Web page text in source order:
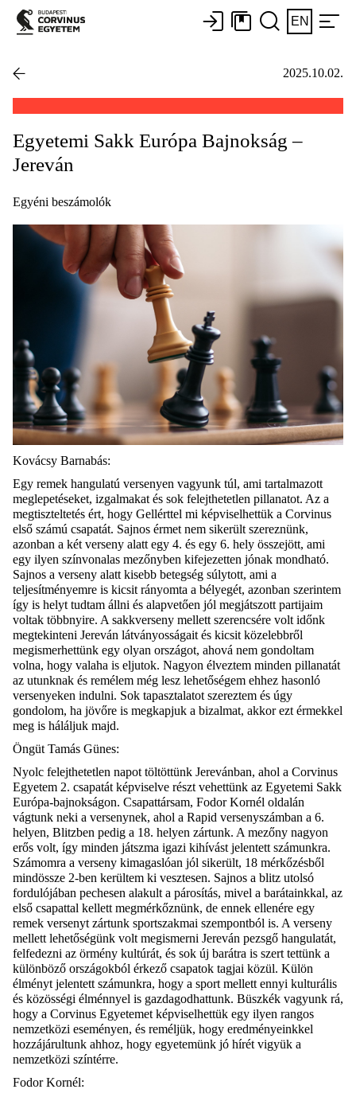
EN
2025.10.02.
Egyetemi Sakk Európa Bajnokság –
Jereván
Egyéni beszámolók
Kovácsy Barnabás:
Egy remek hangulatú versenyen vagyunk túl, ami tartalmazott
meglepetéseket, izgalmakat és sok felejthetetlen pillanatot. Az a
megtiszteltetés ért, hogy Gellérttel mi képviselhettük a Corvinus
első számú csapatát. Sajnos érmet nem sikerült szereznünk,
azonban a két verseny alatt egy 4. és egy 6. hely összejött, ami
egy ilyen színvonalas mezőnyben kifejezetten jónak mondható.
Sajnos a verseny alatt kisebb betegség súlytott, ami a
teljesítményemre is kicsit rányomta a bélyegét, azonban szerintem
így is helyt tudtam állni és alapvetően jól megjátszott partijaim
voltak többnyire. A sakkverseny mellett szerencsére volt időnk
megtekinteni Jereván látványosságait és kicsit közelebbről
megismerhettünk egy olyan országot, ahová nem gondoltam
volna, hogy valaha is eljutok. Nagyon élveztem minden pillanatát
az utunknak és remélem még lesz lehetőségem ehhez hasonló
versenyeken indulni. Sok tapasztalatot szereztem és úgy
gondolom, ha jövőre is megkapjuk a bizalmat, akkor ezt érmekkel
meg is háláljuk majd.
Öngüt Tamás Günes:
Nyolc felejthetetlen napot töltöttünk Jerevánban, ahol a Corvinus
Egyetem 2. csapatát képviselve részt vehettünk az Egyetemi Sakk
Európa-bajnokságon. Csapattársam, Fodor Kornél oldalán
vágtunk neki a versenynek, ahol a Rapid versenyszámban a 6.
helyen, Blitzben pedig a 18. helyen zártunk. A mezőny nagyon
erős volt, így minden játszma igazi kihívást jelentett számunkra.
Számomra a verseny kimagaslóan jól sikerült, 18 mérkőzésből
mindössze 2-ben kerültem ki vesztesen. Sajnos a blitz utolsó
fordulójában pechesen alakult a párosítás, mivel a barátainkkal, az
első csapattal kellett megmérkőznünk, de ennek ellenére egy
remek versenyt zártunk sportszakmai szempontból is. A verseny
mellett lehetőségünk volt megismerni Jereván pezsgő hangulatát,
felfedezni az örmény kultúrát, és sok új barátra is szert tettünk a
különböző országokból érkező csapatok tagjai közül. Külön
élményt jelentett számunkra, hogy a sport mellett ennyi kulturális
és közösségi élménnyel is gazdagodhattunk. Büszkék vagyunk rá,
hogy a Corvinus Egyetemet képviselhettük egy ilyen rangos
nemzetközi eseményen, és reméljük, hogy eredményeinkkel
hozzájárultunk ahhoz, hogy egyetemünk jó hírét vigyük a
nemzetközi színtérre.
Fodor Kornél: